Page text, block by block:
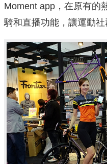
Moment app，在原有的
騎和直播功能，讓運動社